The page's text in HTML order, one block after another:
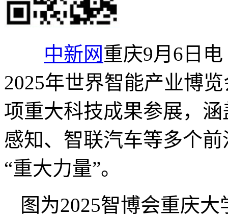
中新网重庆9月6日
2025年世界智能产业博
项重大科技成果参展，
感知、智联汽车等多个
“重大力量”。
图为2025智博会重庆